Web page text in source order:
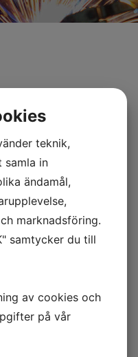
teknik,
samla in
ändamål,
marknadsföring.
samtycker du till
av cookies och
på vår